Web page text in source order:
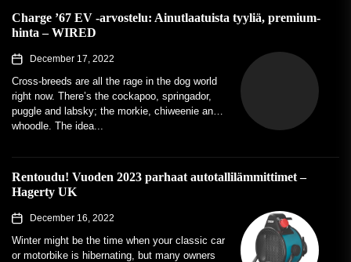
Charge ’67 EV -arvostelu: Ainutlaatuista tyyliä, premium-
hinta – WIRED
December 17, 2022
Cross-breeds are all the rage in the dog world
right now. There’s the cockapoo, springador,
puggle and labsky; the morkie, chiweenie and
whoodle. The idea...
Rentoudu! Vuoden 2023 parhaat autotallilämmittimet –
Hagerty UK
December 16, 2022
Winter might be the time when your classic car
or motorbike is hibernating, but many owners